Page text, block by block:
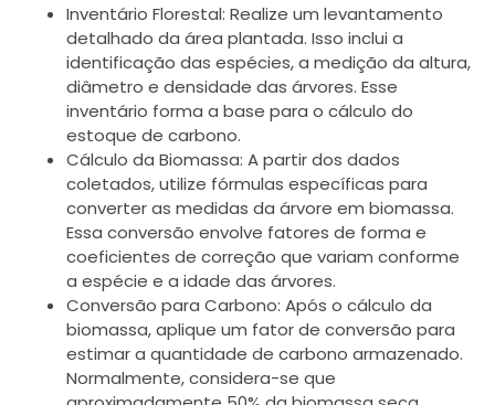
Inventário Florestal: Realize um levantamento
detalhado da área plantada. Isso inclui a
identificação das espécies, a medição da altura,
diâmetro e densidade das árvores. Esse
inventário forma a base para o cálculo do
estoque de carbono.
Cálculo da Biomassa: A partir dos dados
coletados, utilize fórmulas específicas para
converter as medidas da árvore em biomassa.
Essa conversão envolve fatores de forma e
coeficientes de correção que variam conforme
a espécie e a idade das árvores.
Conversão para Carbono: Após o cálculo da
biomassa, aplique um fator de conversão para
estimar a quantidade de carbono armazenado.
Normalmente, considera-se que